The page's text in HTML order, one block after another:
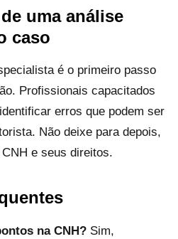
uma análise
caso
é o primeiro passo
Profissionais capacitados
erros que podem ser
Não deixe para depois,
e seus direitos.
na CNH? Sim,